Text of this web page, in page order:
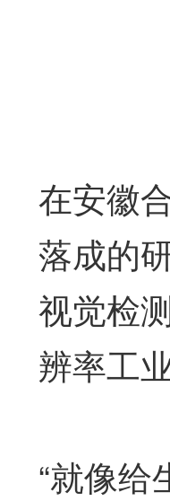
在安徽
落成的
视觉检
辨率工
“就像给